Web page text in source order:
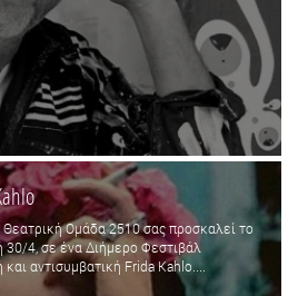
Ομάδα 2510 σας προσκαλεί το
4, σε ένα Διήμερο Φεστιβάλ
αντισυμβατική Frida Kahlo....